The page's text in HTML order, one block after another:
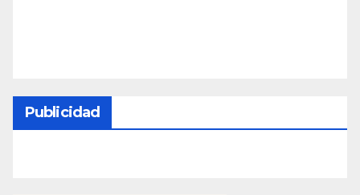
Publicidad